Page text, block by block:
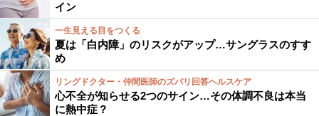
イン
一生見える目をつくる
夏は「白内障」のリスクがアップ…サングラスのすす
め
リングドクター・仲間医師のズバリ回答ヘルスケア
心不全が知らせる2つのサイン…その体調不良は本当
に熱中症？